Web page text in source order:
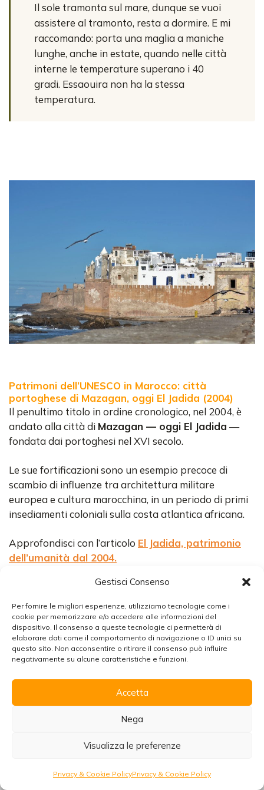
Gestisci Consenso
Per fornire le migliori esperienze, utilizziamo tecnologie come i
cookie per memorizzare e/o accedere alle informazioni del
dispositivo. Il consenso a queste tecnologie ci permetterà di
elaborare dati come il comportamento di navigazione o ID unici su
questo sito. Non acconsentire o ritirare il consenso può influire
negativamente su alcune caratteristiche e funzioni.
Accetta
Nega
Visualizza le preferenze
Privacy & Cookie PolicyPrivacy & Cookie Policy
Il sole tramonta sul mare, dunque se vuoi
assistere al tramonto, resta a dormire. E mi
raccomando: porta una maglia a maniche
lunghe, anche in estate, quando nelle città
interne le temperature superano i 40
gradi. Essaouira non ha la stessa
temperatura.
Patrimoni dell’UNESCO in Marocco: città
portoghese di Mazagan, oggi El Jadida (2004)
Il penultimo titolo in ordine cronologico, nel 2004, è
andato alla città di Mazagan — oggi El Jadida —
fondata dai portoghesi nel XVI secolo.
Le sue fortificazioni sono un esempio precoce di
scambio di influenze tra architettura militare
europea e cultura marocchina, in un periodo di primi
insediamenti coloniali sulla costa atlantica africana.
Approfondisci con l’articolo El Jadida, patrimonio
dell’umanità dal 2004.
Richiedi preventivo
Organizzare un viaggio in Marocco
viaggiare senza pensieri!
Scarica